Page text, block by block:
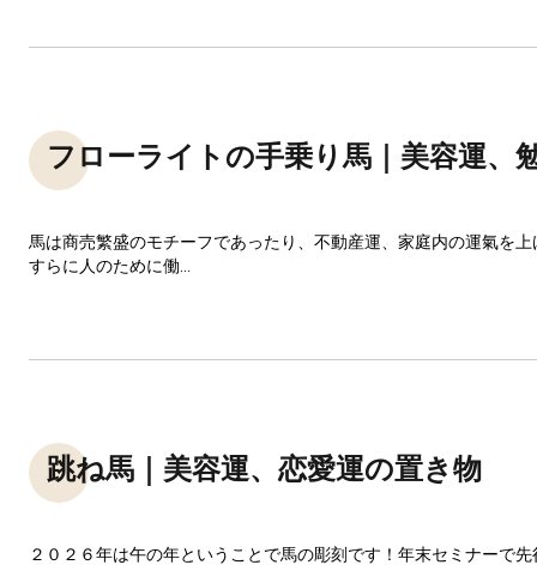
フローライトの手乗り馬｜美容運、
馬は商売繁盛のモチーフであったり、不動産運、家庭内の運氣を
すらに人のために働...
跳ね馬｜美容運、恋愛運の置き物
２０２６年は午の年ということで馬の彫刻です！年末セミナーで